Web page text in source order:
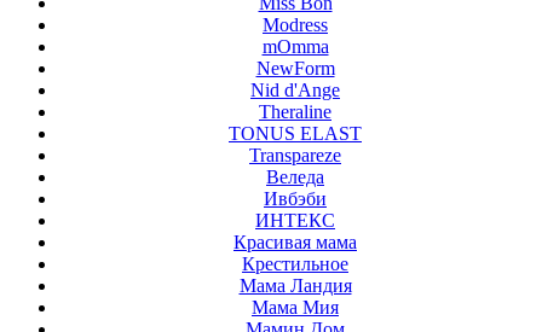
Modress
mOmma
NewForm
Nid d'Ange
Theraline
TONUS ELAST
Transpareze
Веледа
Ивбэби
ИНТЕКС
Красивая мама
Крестильное
Мама Ландия
Мама Мия